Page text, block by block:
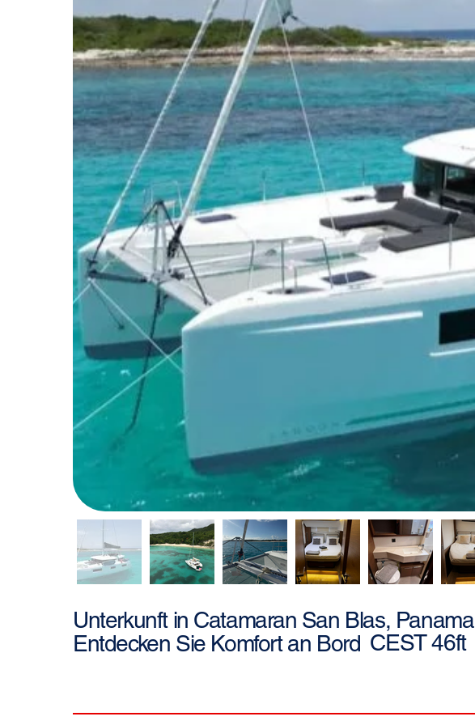
Unterkunft in Catamaran San Blas, Panama
Entdecken Sie Komfort an Bord CEST 46ft